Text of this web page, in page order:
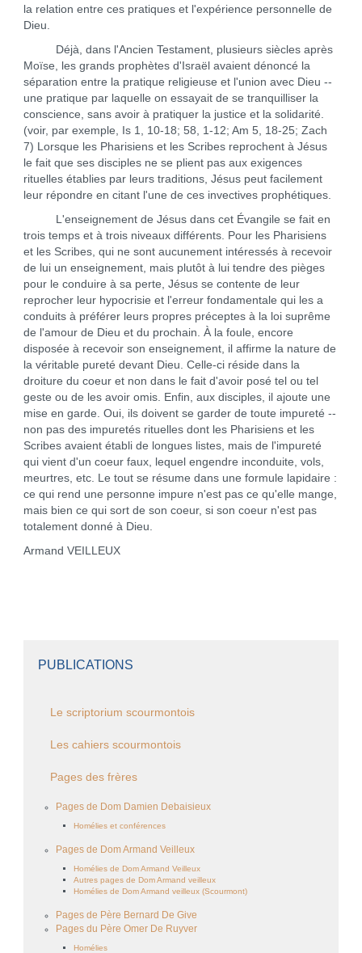
la relation entre ces pratiques et l'expérience personnelle de
Dieu.
Déjà, dans l'Ancien Testament, plusieurs siècles après
Moïse, les grands prophètes d'Israël avaient dénoncé la
séparation entre la pratique religieuse et l'union avec Dieu --
une pratique par laquelle on essayait de se tranquilliser la
conscience, sans avoir à pratiquer la justice et la solidarité.
(voir, par exemple, Is 1, 10-18; 58, 1-12; Am 5, 18-25; Zach
7) Lorsque les Pharisiens et les Scribes reprochent à Jésus
le fait que ses disciples ne se plient pas aux exigences
rituelles établies par leurs traditions, Jésus peut facilement
leur répondre en citant l'une de ces invectives prophétiques.
L'enseignement de Jésus dans cet Évangile se fait en
trois temps et à trois niveaux différents. Pour les Pharisiens
et les Scribes, qui ne sont aucunement intéressés à recevoir
de lui un enseignement, mais plutôt à lui tendre des pièges
pour le conduire à sa perte, Jésus se contente de leur
reprocher leur hypocrisie et l'erreur fondamentale qui les a
conduits à préférer leurs propres préceptes à la loi suprême
de l'amour de Dieu et du prochain. À la foule, encore
disposée à recevoir son enseignement, il affirme la nature de
la véritable pureté devant Dieu. Celle-ci réside dans la
droiture du coeur et non dans le fait d'avoir posé tel ou tel
geste ou de les avoir omis. Enfin, aux disciples, il ajoute une
mise en garde. Oui, ils doivent se garder de toute impureté --
non pas des impuretés rituelles dont les Pharisiens et les
Scribes avaient établi de longues listes, mais de l'impureté
qui vient d'un coeur faux, lequel engendre inconduite, vols,
meurtres, etc. Le tout se résume dans une formule lapidaire :
ce qui rend une personne impure n'est pas ce qu'elle mange,
mais bien ce qui sort de son coeur, si son coeur n'est pas
totalement donné à Dieu.
Armand VEILLEUX
PUBLICATIONS
Le scriptorium scourmontois
Les cahiers scourmontois
Pages des frères
Pages de Dom Damien Debaisieux
Homélies et conférences
Pages de Dom Armand Veilleux
Homélies de Dom Armand Veilleux
Autres pages de Dom Armand veilleux
Homélies de Dom Armand veilleux (Scourmont)
Pages de Père Bernard De Give
Pages du Père Omer De Ruyver
Homélies